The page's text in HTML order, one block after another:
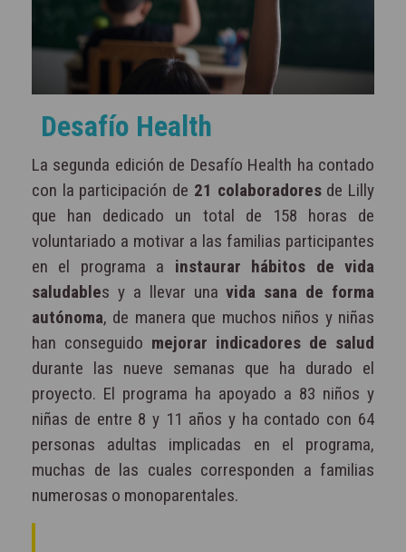
Desafío Health
La segunda edición de Desafío Health ha contado
con la participación de 21 colaboradoresde Lilly
que han dedicado un total de 158 horas de
voluntariado a motivar a las familias participantes
en el programa a instaurar hábitos de vida
saludables y a llevar unavida sana de forma
autónoma, de manera que muchos niños y niñas
han conseguido mejorar indicadores de salud
durante las nueve semanas que ha durado el
proyecto. El programa ha apoyado a 83 niños y
niñas de entre 8 y 11 años y ha contado con 64
personas adultas implicadas en el programa,
muchas de las cuales corresponden a familias
numerosas o monoparentales.